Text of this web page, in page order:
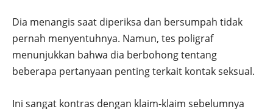
Dia menangis saat diperiksa dan bersumpah tidak
pernah menyentuhnya. Namun, tes poligraf
menunjukkan bahwa dia berbohong tentang
beberapa pertanyaan penting terkait kontak seksual.
Ini sangat kontras dengan klaim-klaim sebelumnya